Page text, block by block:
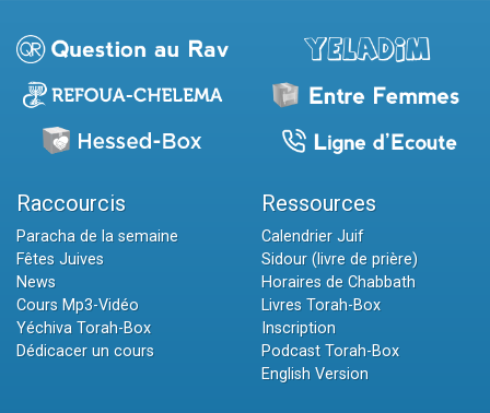
Raccourcis
Paracha de la semaine
Fêtes Juives
News
Cours Mp3-Vidéo
Yéchiva Torah-Box
Dédicacer un cours
Ressources
Calendrier Juif
Sidour (livre de prière)
Horaires de Chabbath
Livres Torah-Box
Inscription
Podcast Torah-Box
English Version